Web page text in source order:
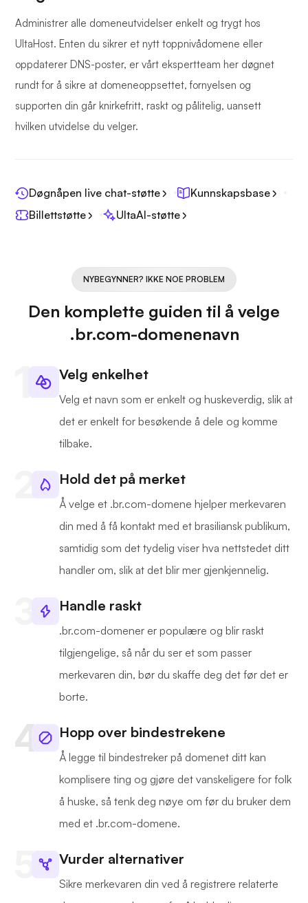
Administrer alle domeneutvidelser enkelt og trygt hos
UltaHost. Enten du sikrer et nytt toppnivådomene eller
oppdaterer DNS-poster, er vårt ekspertteam her døgnet
rundt for å sikre at domeneoppsettet, fornyelsen og
supporten din går knirkefritt, raskt og pålitelig, uansett
hvilken utvidelse du velger.
Døgnåpen live chat-støtte
Kunnskapsbase
Billettstøtte
UltaAI-støtte
NYBEGYNNER? IKKE NOE PROBLEM
Den komplette guiden til å velge
.br.com-domenenavn
Velg enkelhet
Velg et navn som er enkelt og huskeverdig, slik at
det er enkelt for besøkende å dele og komme
tilbake.
Hold det på merket
Å velge et .br.com-domene hjelper merkevaren
din med å få kontakt med et brasiliansk publikum,
samtidig som det tydelig viser hva nettstedet ditt
handler om, slik at det blir mer gjenkjennelig.
Handle raskt
.br.com-domener er populære og blir raskt
tilgjengelige, så når du ser et som passer
merkevaren din, bør du skaffe deg det før det er
borte.
Hopp over bindestrekene
Å legge til bindestreker på domenet ditt kan
komplisere ting og gjøre det vanskeligere for folk
å huske, så tenk deg nøye om før du bruker dem
med et .br.com-domene.
Vurder alternativer
Sikre merkevaren din ved å registrere relaterte